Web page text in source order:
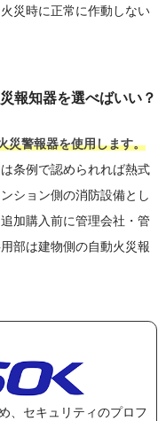
災時に正常に作動しない
報知器を選べばいい？
災警報器を使用します。
条例で認められれば熱式
ション側の消防設備とし
加購入前に管理会社・管
部は建物側の自動火災報
、セキュリティのプロフ